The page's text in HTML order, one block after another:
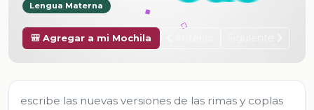
Lengua Materna
🎒 Agregar a mi Mochila
escribe las nuevas versiones de las rimas y coplas